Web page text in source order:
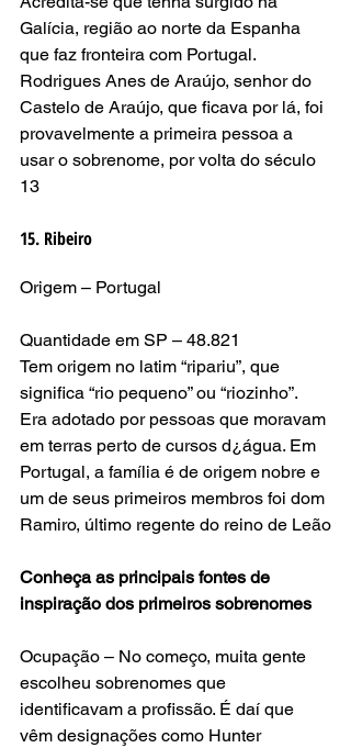
Galícia, região ao norte da Espanha
que faz fronteira com Portugal.
Rodrigues Anes de Araújo, senhor do
Castelo de Araújo, que ficava por lá, foi
provavelmente a primeira pessoa a
usar o sobrenome, por volta do século
13
15. Ribeiro
Origem – Portugal
Quantidade em SP – 48.821
Tem origem no latim “ripariu”, que
significa “rio pequeno” ou “riozinho”.
Era adotado por pessoas que moravam
em terras perto de cursos d¿água. Em
Portugal, a família é de origem nobre e
um de seus primeiros membros foi dom
Ramiro, último regente do reino de Leão
Conheça as principais fontes de
inspiração dos primeiros sobrenomes
Ocupação – No começo, muita gente
escolheu sobrenomes que
identificavam a profissão. É daí que
vêm designações como Hunter